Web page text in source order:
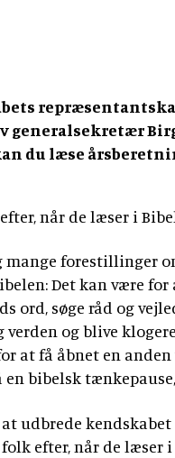
generalsekretær
du læse
når de læser i
mange forestillinger
Det kan være
ord, søge råd og
verden og blive
at få åbnet en
bibelsk
udbrede
efter, når de læser